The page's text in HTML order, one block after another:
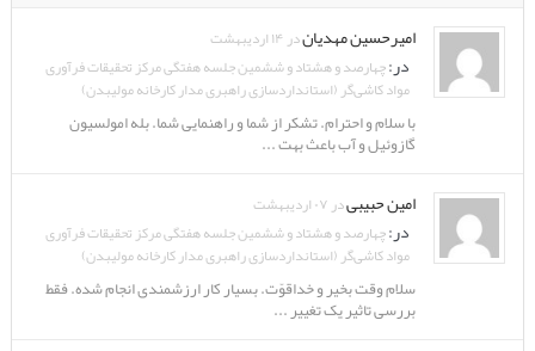
امیرحسین مهدیاندر ۱۴ اردیبهشت
در:چهارصد و هشتاد و ششمین جلسه هفتگی مرکز تحقیقات فرآوری
مواد کاشی‌گر (استانداردسازی راهبری مدار کارخانه مولیبدن)
با سلام و احترام. تشکر از شما و راهنمایی شما. بله امولسیون
گازوئیل و آب باعث بهت ...
امین حبیبیدر ۰۷ اردیبهشت
در:چهارصد و هشتاد و ششمین جلسه هفتگی مرکز تحقیقات فرآوری
مواد کاشی‌گر (استانداردسازی راهبری مدار کارخانه مولیبدن)
سلام وقت بخیر و خداقوّت. بسیار کار ارزشمندی انجام شده. فقط
بررسی تاثیر یک تغییر ...